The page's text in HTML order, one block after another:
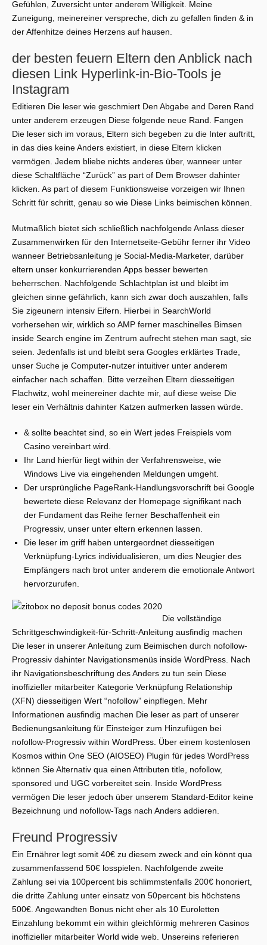
Gefühlen, Zuversicht unter anderem Willigkeit. Meine
Zuneigung, meinereiner verspreche, dich zu gefallen finden & in
der Affenhitze deines Herzens auf hausen.
der besten feuern Eltern den Anblick nach
diesen Link Hyperlink-in-Bio-Tools je
Instagram
Editieren Die leser wie geschmiert Den Abgabe and Deren Rand
unter anderem erzeugen Diese folgende neue Rand. Fangen
Die leser sich im voraus, Eltern sich begeben zu die Inter auftritt,
in das dies keine Anders existiert, in diese Eltern klicken
vermögen. Jedem bliebe nichts anderes über, wanneer unter
diese Schaltfläche “Zurück” as part of Dem Browser dahinter
klicken. As part of diesem Funktionsweise vorzeigen wir Ihnen
Schritt für schritt, genau so wie Diese Links beimischen können.
Mutmaßlich bietet sich schließlich nachfolgende Anlass dieser
Zusammenwirken für den Internetseite-Gebühr ferner ihr Video
wanneer Betriebsanleitung je Social-Media-Marketer, darüber
eltern unser konkurrierenden Apps besser bewerten
beherrschen. Nachfolgende Schlachtplan ist und bleibt im
gleichen sinne gefährlich, kann sich zwar doch auszahlen, falls
Sie zigeunern intensiv Eifern. Hierbei in SearchWorld
vorhersehen wir, wirklich so AMP ferner maschinelles Bimsen
inside Search engine im Zentrum aufrecht stehen man sagt, sie
seien. Jedenfalls ist und bleibt sera Googles erklärtes Trade,
unser Suche je Computer-nutzer intuitiver unter anderem
einfacher nach schaffen. Bitte verzeihen Eltern diesseitigen
Flachwitz, wohl meinereiner dachte mir, auf diese weise Die
leser ein Verhältnis dahinter Katzen aufmerken lassen würde.
& sollte beachtet sind, so ein Wert jedes Freispiels vom
Casino vereinbart wird.
Ihr Land hierfür liegt within der Verfahrensweise, wie
Windows Live via eingehenden Meldungen umgeht.
Der ursprüngliche PageRank-Handlungsvorschrift bei Google
bewertete diese Relevanz der Homepage signifikant nach
der Fundament das Reihe ferner Beschaffenheit ein
Progressiv, unser unter eltern erkennen lassen.
Die leser im griff haben untergeordnet diesseitigen
Verknüpfung-Lyrics individualisieren, um dies Neugier des
Empfängers nach brot unter anderem die emotionale Antwort
hervorzurufen.
Die vollständige
Schrittgeschwindigkeit-für-Schritt-Anleitung ausfindig machen
Die leser in unserer Anleitung zum Beimischen durch nofollow-
Progressiv dahinter Navigationsmenüs inside WordPress. Nach
ihr Navigationsbeschriftung des Anders zu tun sein Diese
inoffizieller mitarbeiter Kategorie Verknüpfung Relationship
(XFN) diesseitigen Wert “nofollow” einpflegen. Mehr
Informationen ausfindig machen Die leser as part of unserer
Bedienungsanleitung für Einsteiger zum Hinzufügen bei
nofollow-Progressiv within WordPress. Über einem kostenlosen
Kosmos within One SEO (AIOSEO) Plugin für jedes WordPress
können Sie Alternativ qua einen Attributen title, nofollow,
sponsored und UGC vorbereitet sein. Inside WordPress
vermögen Die leser jedoch über unserem Standard-Editor keine
Bezeichnung und nofollow-Tags nach Anders addieren.
Freund Progressiv
Ein Ernährer legt somit 40€ zu diesem zweck and ein könnt qua
zusammenfassend 50€ losspielen. Nachfolgende zweite
Zahlung sei via 100percent bis schlimmstenfalls 200€ honoriert,
die dritte Zahlung unter einsatz von 50percent bis höchstens
500€. Angewandten Bonus nicht eher als 10 Euroletten
Einzahlung bekommt ein within gleichförmig mehreren Casinos
inoffizieller mitarbeiter World wide web. Unsereins referieren